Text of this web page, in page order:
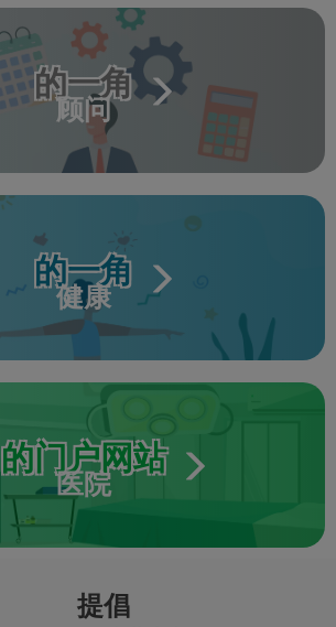
的一角
顾问
的一角
健康
的门户网站
医院
提倡